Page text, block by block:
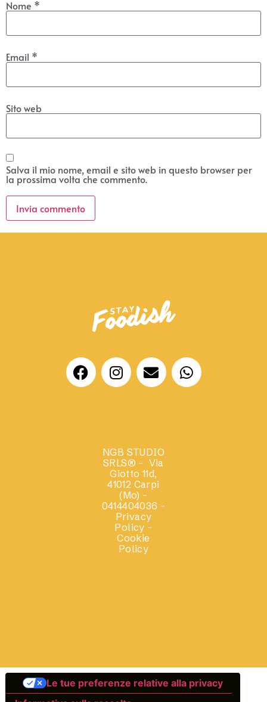
Nome *
Email *
Sito web
Salva il mio nome, email e sito web in questo browser per
la prossima volta che commento.
NGB STUDIO
SRLS® – Via
Giotto 11d,
41012 Carpi
(Mo) –
0414404036 –
Privacy
Policy –
Cookie
Policy
Le tue preferenze relative alla privacy